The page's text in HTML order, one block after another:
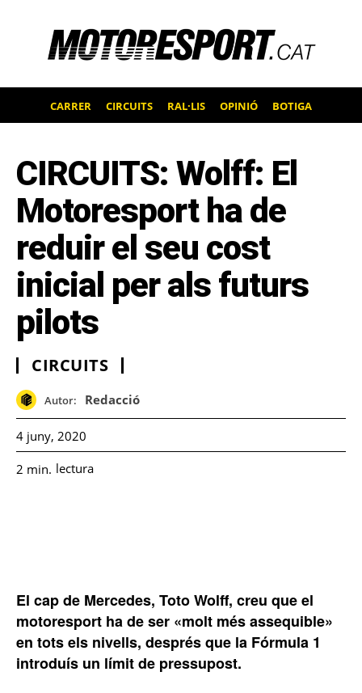
CARRER CIRCUITS RAL·LIS OPINIÓ BOTIGA
CIRCUITS: Wolff: El
Motoresport ha de
reduir el seu cost
inicial per als futurs
pilots
CIRCUITS
Autor: Redacció
4 juny, 2020
2 min. lectura
El cap de Mercedes, Toto Wolff, creu que el
motoresport ha de ser «molt més assequible»
en tots els nivells, després que la Fórmula 1
introduís un límit de pressupost.